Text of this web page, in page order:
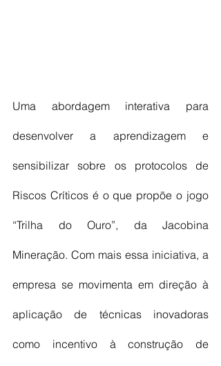
Uma abordagem interativa para
desenvolver a aprendizagem e
sensibilizar sobre os protocolos de
Riscos Críticos é o que propõe o jogo
“Trilha do Ouro”, da Jacobina
Mineração. Com mais essa iniciativa, a
empresa se movimenta em direção à
aplicação de técnicas inovadoras
como incentivo à construção de